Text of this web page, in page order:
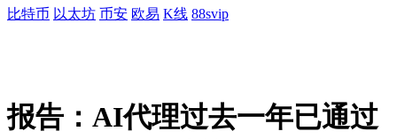
比特币 以太坊 币安 欧易 K线 88svip
报告：AI代理过去一年已通过